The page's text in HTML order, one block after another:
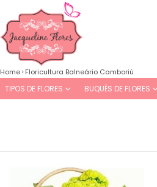
TIPOS DE FLORES BUQUÊS DE FLORES
Home Floricultura Balneário Camboriú